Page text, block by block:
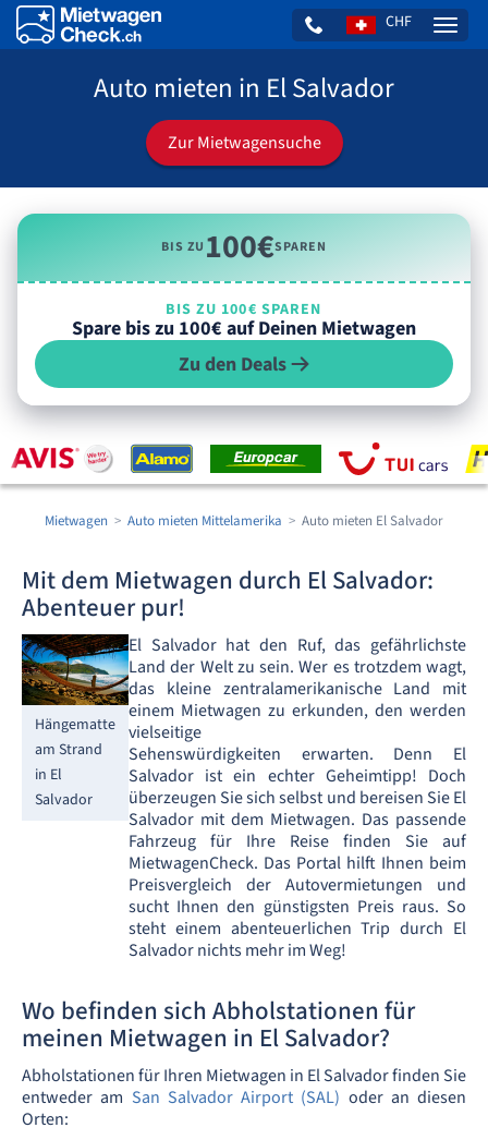
CHF
Auto mieten in El Salvador
Zur Mietwagensuche
BIS ZU100€SPAREN
BIS ZU 100€ SPAREN
Spare bis zu 100€ auf Deinen Mietwagen
Zu den Deals
Mietwagen Auto mieten Mittelamerika Auto mieten El Salvador
Mit dem Mietwagen durch El Salvador:
Abenteuer pur!
Hängematte
am Strand
in El
Salvador
El Salvador hat den Ruf, das gefährlichste
Land der Welt zu sein. Wer es trotzdem wagt,
das kleine zentralamerikanische Land mit
einem Mietwagen zu erkunden, den werden
vielseitige
Sehenswürdigkeiten erwarten. Denn El
Salvador ist ein echter Geheimtipp! Doch
überzeugen Sie sich selbst und bereisen Sie El
Salvador mit dem Mietwagen. Das passende
Fahrzeug für Ihre Reise finden Sie auf
MietwagenCheck. Das Portal hilft Ihnen beim
Preisvergleich der Autovermietungen und
sucht Ihnen den günstigsten Preis raus. So
steht einem abenteuerlichen Trip durch El
Salvador nichts mehr im Weg!
Wo befinden sich Abholstationen für
meinen Mietwagen in El Salvador?
Abholstationen für Ihren Mietwagen in El Salvador finden Sie
entweder am San Salvador Airport (SAL) oder an diesen
Orten: